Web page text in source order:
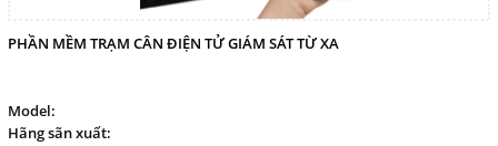
PHẦN MỀM TRẠM CÂN ĐIỆN TỬ GIÁM SÁT TỪ XA
Model:
Hãng sãn xuất: